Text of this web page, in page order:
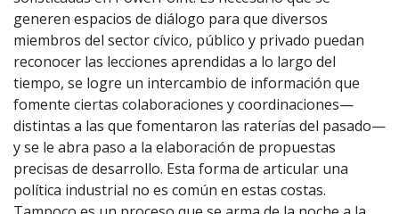
generen espacios de diálogo para que diversos
miembros del sector cívico, público y privado puedan
reconocer las lecciones aprendidas a lo largo del
tiempo, se logre un intercambio de información que
fomente ciertas colaboraciones y coordinaciones—
distintas a las que fomentaron las raterías del pasado—
y se le abra paso a la elaboración de propuestas
precisas de desarrollo. Esta forma de articular una
política industrial no es común en estas costas.